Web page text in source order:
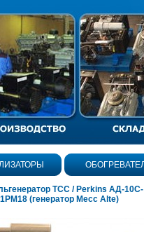
ТСС / Perkins АД-10С-
(генератор Mecc Alte)